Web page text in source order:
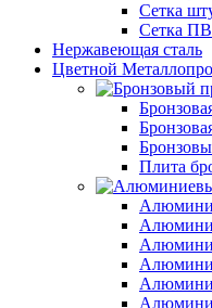
Сетка
Сетка
Нержавеющая сталь
Цветной
Плита